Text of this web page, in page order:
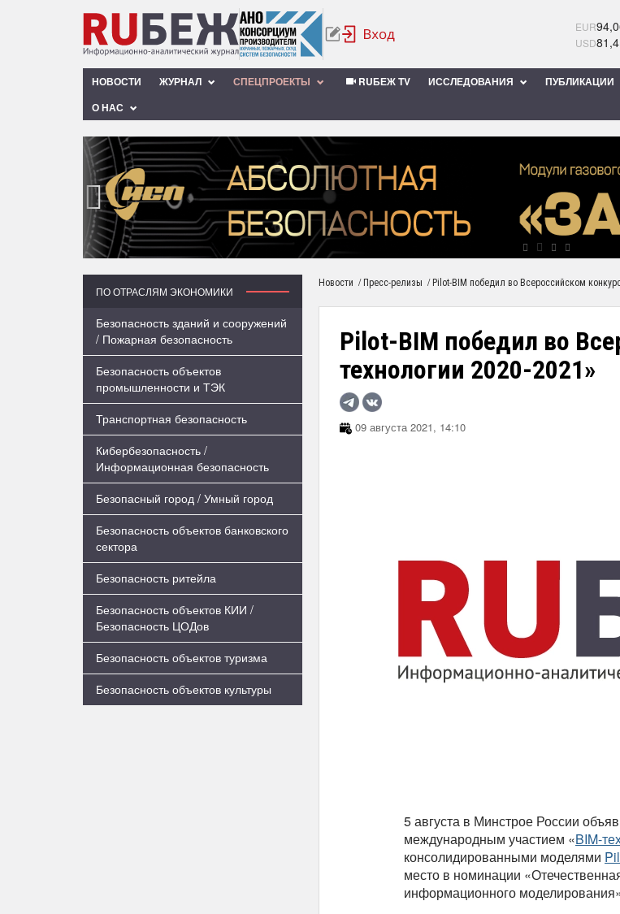
EUR
USD
НОВОСТИ ЖУРНАЛ СПЕЦПРОЕКТЫ RUБЕЖ TV ИССЛЕДОВАНИЯ ПУБЛИКАЦИИ
О НАС
‹
ПО ОТРАСЛЯМ ЭКОНОМИКИ
Безопасность зданий и сооружений
/ Пожарная безопасность
Безопасность объектов
промышленности и ТЭК
Транспортная безопасность
Кибербезопасность /
Информационная безопасность
Безопасный город / Умный город
Безопасность объектов банковского
сектора
Безопасность ритейла
Безопасность объектов КИИ /
Безопасность ЦОДов
Безопасность объектов туризма
Безопасность объектов культуры
Новости / Пресс-релизы / Pilot-BIM победил во Всероссийском
Pilot-BIM победил во
технологии 2020-2021»
09 августа 2021, 14:10
5 августа в Минстрое России
международным участием «BIM-
консолидированными моделями
место в номинации
информационного